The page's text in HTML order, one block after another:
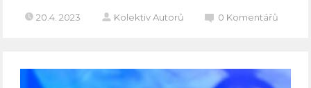
20.4. 2023 Kolektiv Autorů 0 Komentářů